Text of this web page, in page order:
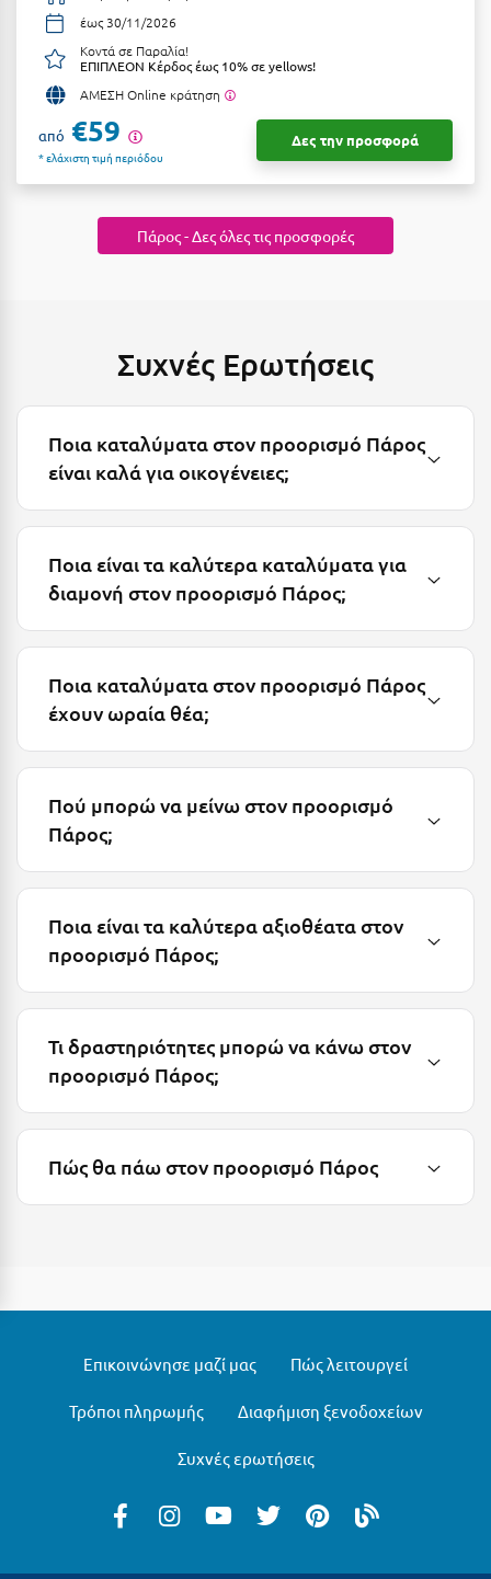
Κοζάνη
Κοκκώνι Κορινθίας
Κομοτηνή
Κόνιτσα
Κουρούτα Ηλείας
Κυλλήνη
Κύμη Ευβοίας
Κυπαρισσία
Κύπρος
Κως
Λακωνία
Λευκάδα
Λίμνη Πλαστήρα
Λιτόχωρο
Μαραθώνας Αττικής
έως 30/11/2026
Κοντά σε Παραλία!
ΕΠΙΠΛΕΟΝ Κέρδος έως 10% σε yellows!
ΑΜΕΣΗ Online κράτηση
από €59
* ελάχιστη τιμή περιόδου
Δες την προσφορά
Πάρος - Δες όλες τις προσφορές
Συχνές Ερωτήσεις
Ποια καταλύματα στον προορισμό Πάρος
είναι καλά για οικογένειες;
Ποια είναι τα καλύτερα καταλύματα για
διαμονή στον προορισμό Πάρος;
Ποια καταλύματα στον προορισμό Πάρος
έχουν ωραία θέα;
Πού μπορώ να μείνω στον προορισμό
Πάρος;
Ποια είναι τα καλύτερα αξιοθέατα στον
προορισμό Πάρος;
Τι δραστηριότητες μπορώ να κάνω στον
προορισμό Πάρος;
Πώς θα πάω στον προορισμό Πάρος
Επικοινώνησε μαζί μας Πώς λειτουργεί
Τρόποι πληρωμής Διαφήμιση ξενοδοχείων
Συχνές ερωτήσεις